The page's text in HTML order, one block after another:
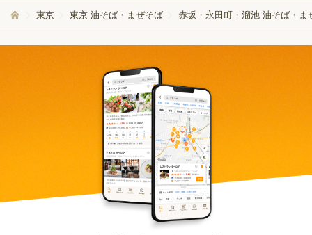
東京 東京 油そば・まぜそば 赤坂・永田町・溜池 油そば・ま